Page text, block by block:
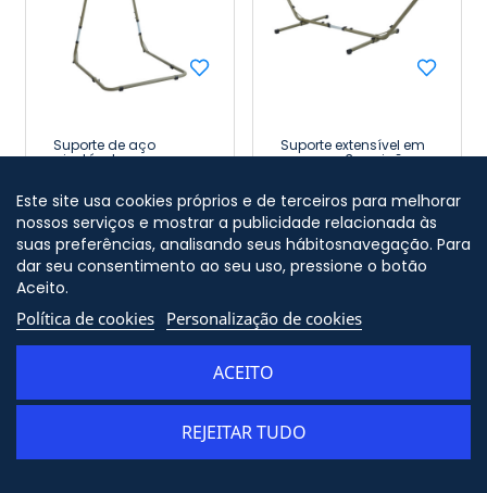
Suporte de aço
ajustável para
115 x 135 x 197/237 cm
7house
Preço
79,91 €
Suporte extensível em
aço com 3 posições
7house
Preço
59,91 €
NOVEDAD NOVEDAD
Este site usa cookies próprios e de terceiros para melhorar
nossos serviços e mostrar a publicidade relacionada às
suas preferências, analisando seus hábitosnavegação. Para
dar seu consentimento ao seu uso, pressione o botão
Aceito.
Política de cookies Personalização de cookies
REJEITAR TUDO
ACEITO